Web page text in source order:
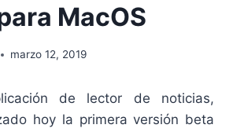
MacOS
marzo 12, 2019
de lector de noticias,
hoy la primera versión beta